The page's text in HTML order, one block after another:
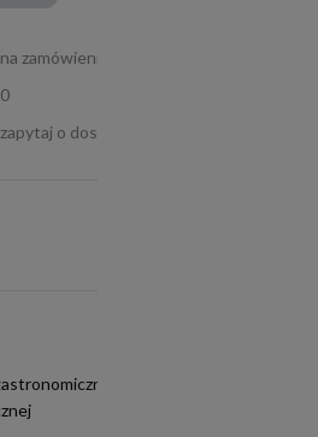
na zamówienie
0
zapytaj o dostępność (12-307-06-72)
- niezastąpiony w każdej